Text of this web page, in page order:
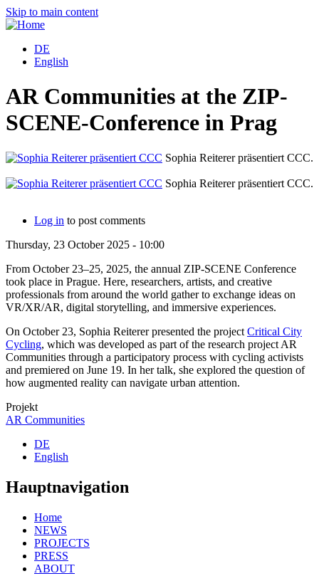
Skip to main content
DE
English
AR Communities at the ZIP-
SCENE-Conference in Prag
Sophia Reiterer präsentiert CCC.
Sophia Reiterer präsentiert CCC.
Log in to post comments
Thursday, 23 October 2025 - 10:00
From October 23–25, 2025, the annual ZIP-SCENE Conference
took place in Prague. Here, researchers, artists, and creative
professionals from around the world gather to exchange ideas on
VR/XR/AR, digital storytelling, and immersive experiences.
On October 23, Sophia Reiterer presented the project Critical City
Cycling, which was developed as part of the research project AR
Communities through a participatory process with cycling activists
and premiered on June 19. In her talk, she explored the question of
how augmented reality can navigate urban attention.
Projekt
AR Communities
DE
English
Hauptnavigation
Home
NEWS
PROJECTS
PRESS
ABOUT